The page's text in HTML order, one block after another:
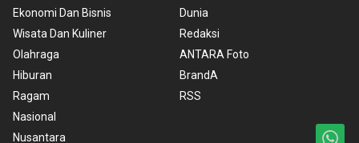
Ekonomi Dan Bisnis
Wisata Dan Kuliner
Olahraga
Hiburan
Ragam
Nasional
Nusantara
Dunia
Redaksi
ANTARA Foto
BrandA
RSS